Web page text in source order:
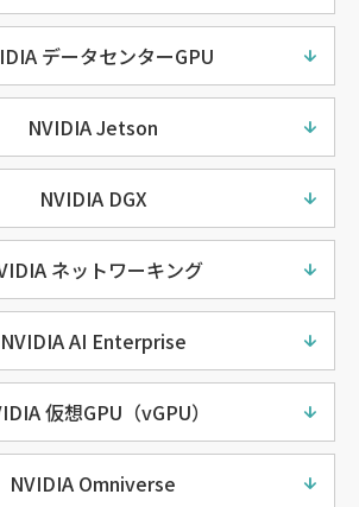
データセンターGPU
NVIDIA Jetson
NVIDIA DGX
ネットワーキング
NVIDIA AI Enterprise
仮想GPU（vGPU）
NVIDIA Omniverse